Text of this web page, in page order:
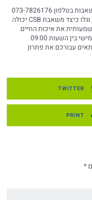
צרו קשר עוד היום עם המומחים של ענק המשאבות בטלפון 073-7826176
, וגלו כיצד משאבת CSB יכולה
את איכות החיים
שלכם. צוות החברה פועל בימים ראשון עד חמישי בין השעות 09:00
עבורכם את פתרון
TWITTER
PRINT
*